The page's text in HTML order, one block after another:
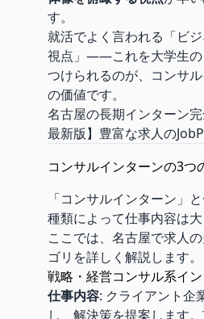
す。
就活でよく言われる「ビ
視点」——これを大学生の
つけられるのが、コンサ
の価値です。
名古屋の長期インターン
最新版】豊富な求人の
コンサルインターンの3つ
「コンサルインターン」
種類によって仕事内容は大
ここでは、名古屋で求人
ゴリを詳しく解説します。
戦略・経営コンサル系イ
仕事内容: クライアント企
し、解決策を提案します